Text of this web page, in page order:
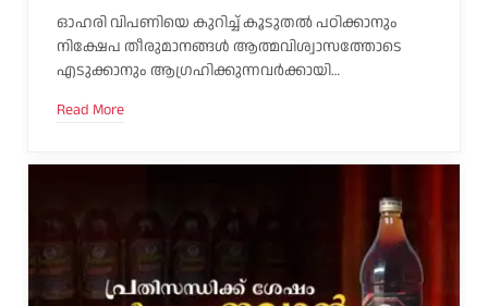
ഓഹരി വിപണിയെ കുറിച്ച് കൂടുതൽ പഠിക്കാനും
നിക്ഷേപ തീരുമാനങ്ങൾ ആത്മവിശ്വാസത്തോടെ
എടുക്കാനും ആഗ്രഹിക്കുന്നവർക്കായി…
Read More